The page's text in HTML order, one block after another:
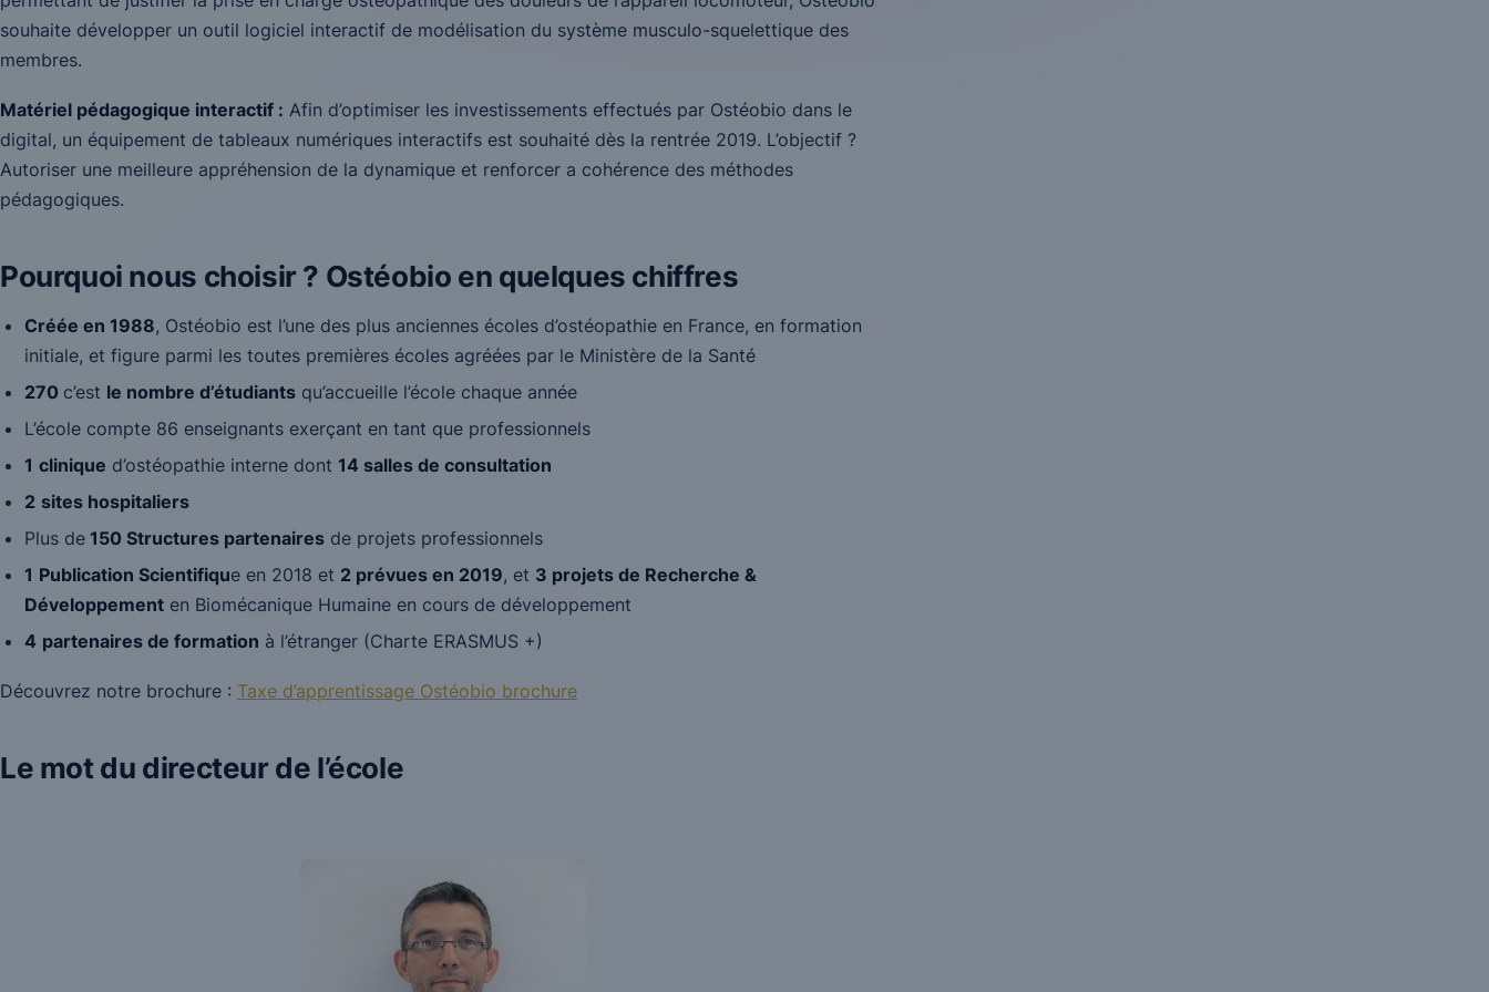
souhaite développer un outil logiciel interactif de modélisation du système musculo-squelettique des
membres.
Matériel pédagogique interactif : Afin d’optimiser les investissements effectués par Ostéobio dans le
digital, un équipement de tableaux numériques interactifs est souhaité dès la rentrée 2019. L’objectif ?
Autoriser une meilleure appréhension de la dynamique et renforcer a cohérence des méthodes
pédagogiques.
Pourquoi nous choisir ? Ostéobio en quelques chiffres
Créée en 1988, Ostéobio est l’une des plus anciennes écoles d’ostéopathie en France, en formation
initiale, et figure parmi les toutes premières écoles agréées par le Ministère de la Santé
270 c’est le nombre d’étudiants qu’accueille l’école chaque année
L’école compte 86 enseignants exerçant en tant que professionnels
1 clinique d’ostéopathie interne dont 14 salles de consultation
2 sites hospitaliers
Plus de 150 Structures partenaires de projets professionnels
1 Publication Scientifique en 2018 et 2 prévues en 2019, et 3 projets de Recherche &
Développement en Biomécanique Humaine en cours de développement
4 partenaires de formation à l’étranger (Charte ERASMUS +)
Découvrez notre brochure : Taxe d’apprentissage Ostéobio brochure
Le mot du directeur de l’école